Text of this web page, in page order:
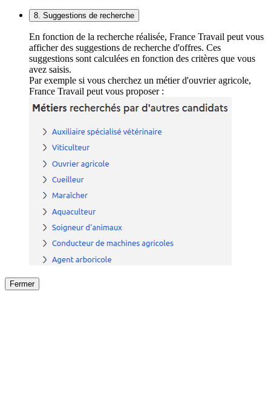
8. Suggestions de recherche
En fonction de la recherche réalisée, France Travail peut vous
afficher des suggestions de recherche d'offres. Ces
suggestions sont calculées en fonction des critères que vous
avez saisis.
Par exemple si vous cherchez un métier d'ouvrier agricole,
France Travail peut vous proposer :
Fermer